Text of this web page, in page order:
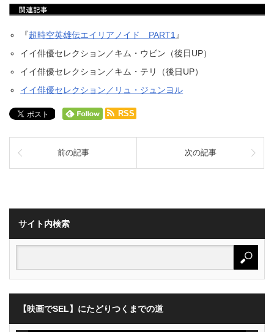
『超時空英雄伝エイリアノイド PART1』
イイ俳優セレクション／キム・ウビン（後日UP）
イイ俳優セレクション／キム・テリ（後日UP）
イイ俳優セレクション／リュ・ジュンヨル
RSS
前の記事 次の記事
サイト内検索
【映画でSEL】にたどりつくまでの道